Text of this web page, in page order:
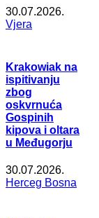
30.07.2026.
Vjera
Krakowiak na
ispitivanju
zbog
oskvrnuća
Gospinih
kipova i oltara
u Međugorju
30.07.2026.
Herceg Bosna